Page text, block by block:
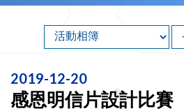
2019-12-20
感恩明信片設計比賽